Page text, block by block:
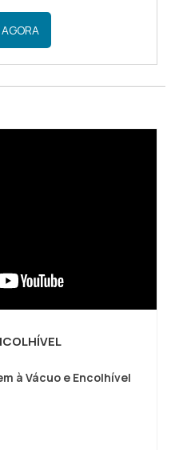
dos principais
filme termo é que ele
do material que
fator essencial para
básicas do produtoÉ
à Vácuo e Encolhível